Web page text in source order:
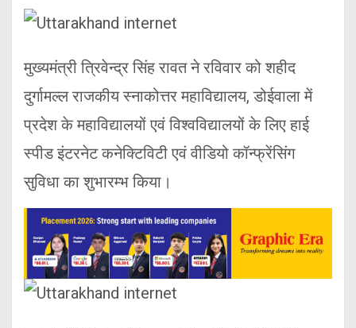
मुख्यमंत्री त्रिवेन्द्र सिंह रावत ने रविवार को शहीद
दुर्गामल्ल राजकीय स्नाकोत्तर महाविद्यालय, डोईवाला में
प्रदेश के महाविद्यालयों एवं विश्वविद्यालयों के लिए हाई
स्पीड इंटरनेट कनेक्टिविटी एवं वीडियो कॉन्फ्रेंसिंग
सुविधा का शुभारम्भ किया।